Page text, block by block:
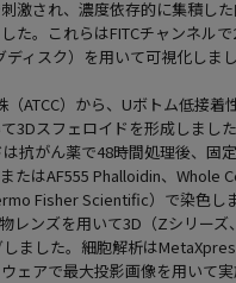
激され、濃度依存的に集積し
た。これらはFITCチャンネル
ディスク）を用いて可視化しまし
（ATCC）から、Uボトム低接着
3Dスフェロイドを形成しまし
抗がん薬で48時間処理後、固定
たはAF555 Phalloidin、Whole
Fisher Scientific）で染色し
レンズを用いて3D（Zシリーズ
ました。細胞解析は
ェアで最大投影画像を用いて実